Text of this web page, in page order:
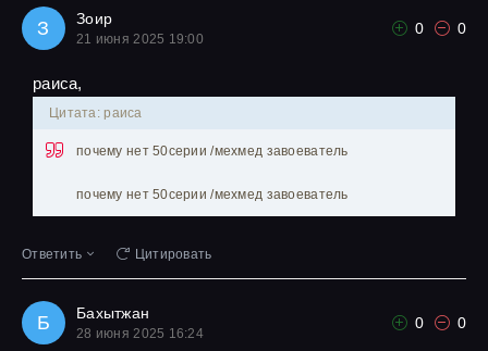
З Зоир
21 июня 2025 19:00
0 0
раиса,
Цитата: раиса
почему нет 50серии /мехмед завоеватель
почему нет 50серии /мехмед завоеватель
Ответить Цитировать
Б Бахытжан
28 июня 2025 16:24
0 0